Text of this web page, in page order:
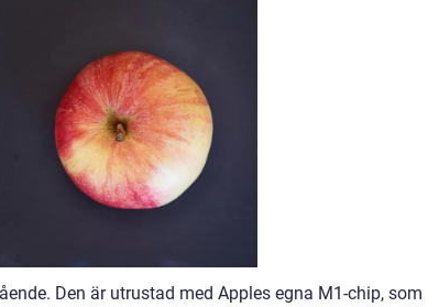
Den är utrustad med Apples egna M1-chip, som